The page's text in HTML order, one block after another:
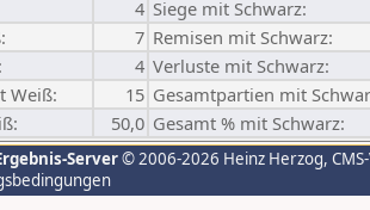
4 Siege mit Schwarz:
7 Remisen mit Schwarz:
4 Verluste mit Schwarz:
Weiß:
15 Gesamtpartien mit
50,0 Gesamt % mit Schwarz:
Server© 2006-2026 Heinz Herzog,